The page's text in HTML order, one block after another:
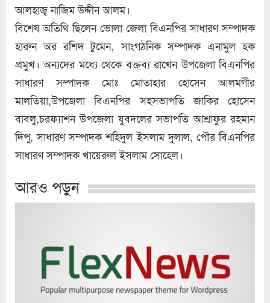
আলহাজ্ব নাজিম উদ্দীন আলম।
বিশেষ অতিথি ছিলেন ভোলা জেলা বিএনপির সাধারণ সম্পাদক
হারুন অর রশিদ টুমেন, সাংগঠনিক সম্পাদক এনামুল হক
প্রমুখ। অন্যদের মধ্যে থেকে বক্তব্য রাখেন উপজেলা বিএনপির
সাধারণ সম্পাদক মোঃ মোতাহার হোসেন আলমগীর
মালতিয়া,উপজেলা বিএনপির সহসভাপতি জাকির হোসেন
বাবলু,চরফ্যাশন উপজেলা যুবদলের সভাপতি আশ্রাফুর রহমান
দিপু, সাধারণ সম্পাদক শহিদুল ইসলাম দুলাল, পৌর বিএনপির
সাধারণ সম্পাদক খায়েরুল ইসলাম সোহেল।
আরও পড়ুন